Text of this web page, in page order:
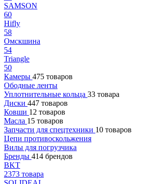
SAMSON
60
Hifly
58
Омскшина
54
Triangle
50
Камеры 475 товаров
Ободные ленты
Уплотнительные кольца 33 товара
Диски 447 товаров
Ковши 12 товаров
Масла 15 товаров
Запчасти для спецтехники 10 товаров
Цепи противоскольжения
Вилы для погрузчика
Бренды 414 брендов
BKT
2373 товара